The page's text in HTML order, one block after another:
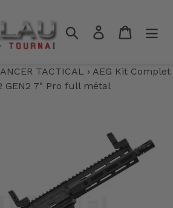
RechercherSe connecter
Panier
TACTICAL › AEG Kit Complet
GEN2 7" Pro full métal